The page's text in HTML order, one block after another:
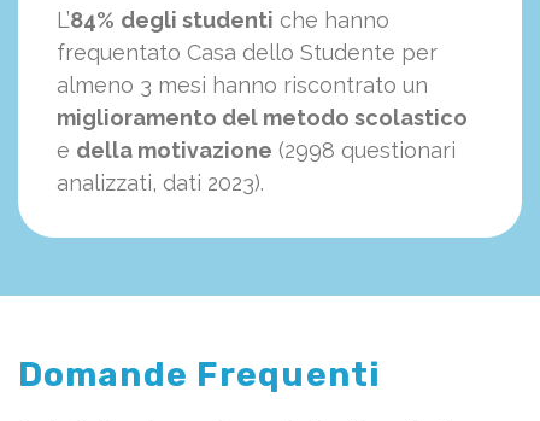
L’84% degli studenti che hanno
frequentato Casa dello Studente per
almeno 3 mesi hanno riscontrato un
miglioramento del metodo scolastico
e della motivazione (2998 questionari
analizzati, dati 2023).
Domande Frequenti